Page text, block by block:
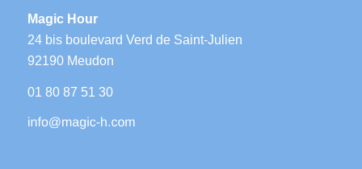
Magic Hour
24 bis boulevard Verd de Saint-Julien
92190 Meudon
01 80 87 51 30